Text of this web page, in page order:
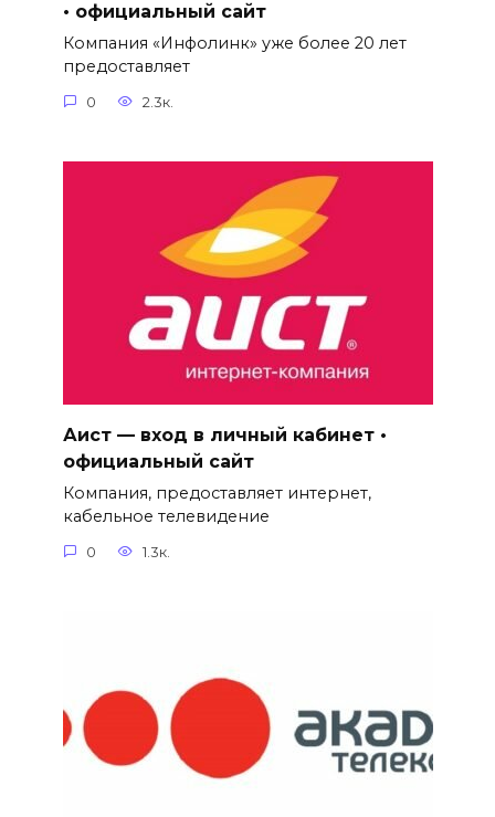
• официальный сайт
Компания «Инфолинк» уже более 20 лет
предоставляет
0 2.3к.
Аист — вход в личный кабинет •
официальный сайт
Компания, предоставляет интернет,
кабельное телевидение
0 1.3к.